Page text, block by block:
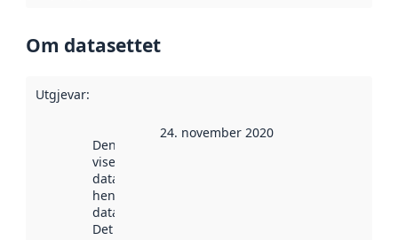
Om datasettet
Utgjevar:
Denne datoen
viser når
datasettet vart
henta inn av
data.norge.no.
Det kan ha
24. november 2020